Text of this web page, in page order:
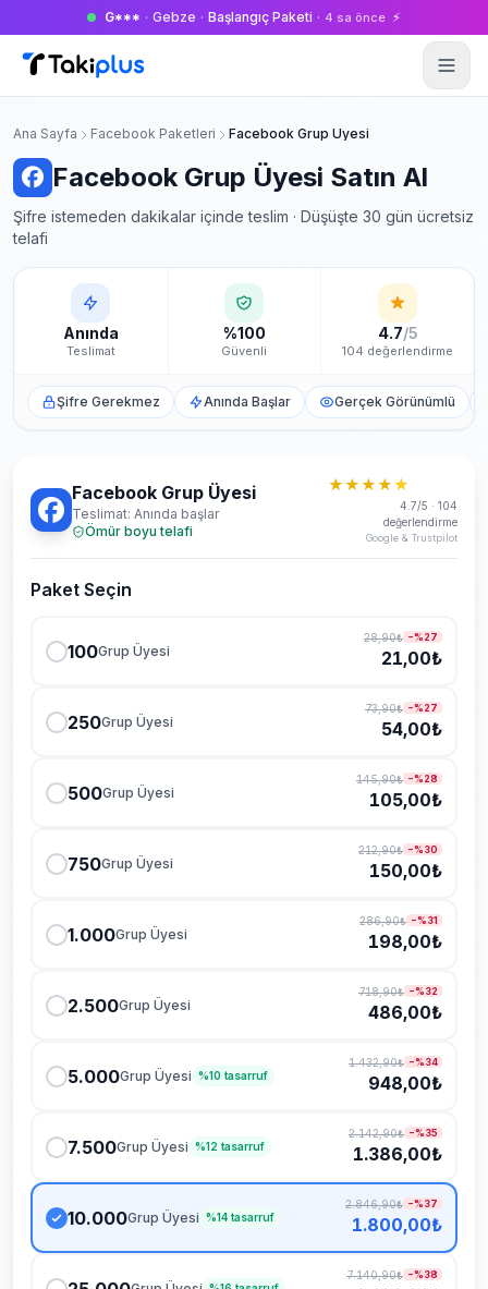
G*** · Gebze · Başlangıç Paketi · 4 sa önce ⚡
Anasayfa
Ana Sayfa Facebook Paketleri Facebook Grup Üyesi
Facebook Grup Üyesi Satın Al
Şifre istemeden dakikalar içinde teslim · Düşüşte 30 gün ücretsiz
telafi
Anında
Teslimat
%100
Güvenli
4.7/5
104 değerlendirme
Şifre Gerekmez Anında Başlar Gerçek Görünümlü
Facebook Grup Üyesi
Teslimat: Anında başlar
Ömür boyu telafi
★★★★★
4.7/5 · 104
değerlendirme
Google & Trustpilot
Paket Seçin
100Grup Üyesi
28,90₺ −%27
21,00₺
250Grup Üyesi
73,90₺ −%27
54,00₺
500Grup Üyesi
145,90₺ −%28
105,00₺
750Grup Üyesi
212,90₺ −%30
150,00₺
1.000Grup Üyesi
286,90₺ −%31
198,00₺
2.500Grup Üyesi
718,90₺ −%32
486,00₺
5.000Grup Üyesi %10 tasarruf
1.432,90₺ −%34
948,00₺
7.500Grup Üyesi %12 tasarruf
2.142,90₺ −%35
1.386,00₺
10.000Grup Üyesi %14 tasarruf
2.846,90₺ −%37
1.800,00₺
7.140,90₺ −%38
Sohbet
Hizmetleriniz güvenli mi?